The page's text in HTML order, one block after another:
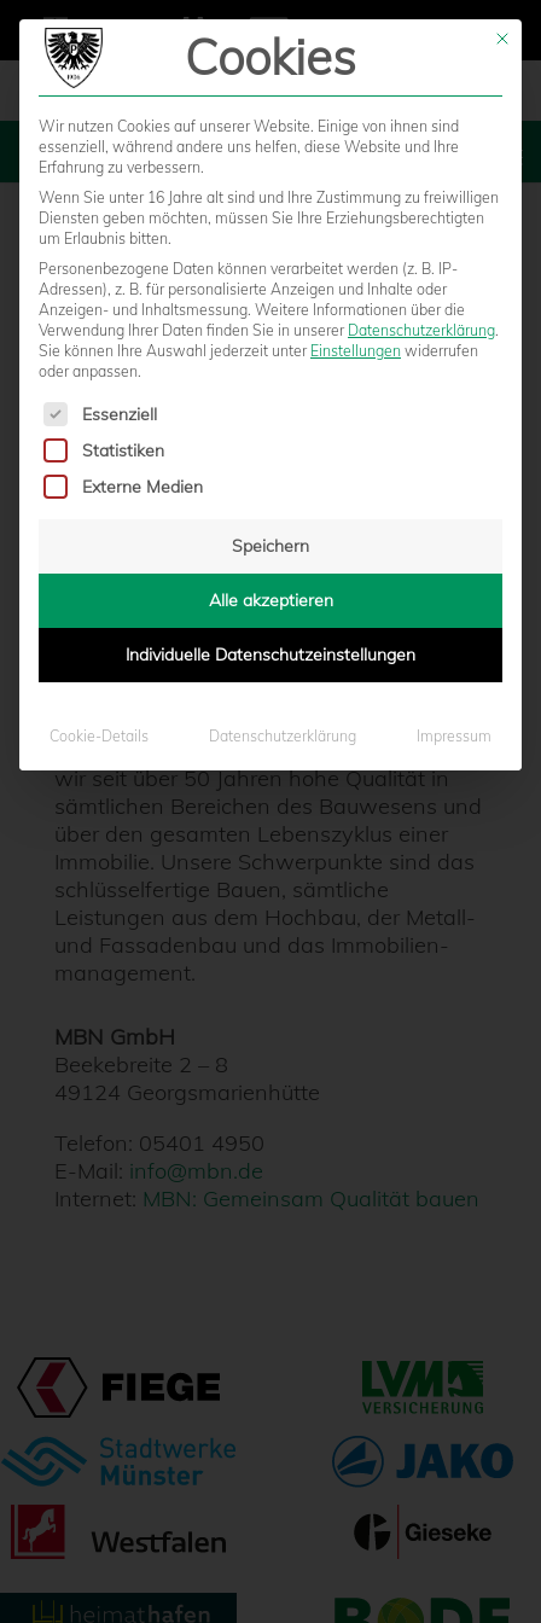
MENU
MBN GMBH
Als inhabergeführtes, mittelständisches
Bau- und Immobilien­unternehmen leisten
wir seit über 50 Jahren hohe Qualität in
sämtlichen Bereichen des Bauwesens und
über den gesamten Lebenszyklus einer
Immobilie. Unsere Schwerpunkte sind das
schlüssel­fertige Bauen, sämtliche
Leistungen aus dem Hochbau, der Metall-
und Fassadenbau und das Immobilien­
management.
MBN GmbH
Beekebreite 2 – 8
49124 Georgsmarienhütte
Telefon: 05401 4950
E-Mail: info@mbn.de
Internet: MBN: Gemeinsam Qualität bauen
Mit
Cookies
Wir nutzen Cookies auf unserer Website. Einige von ihnen sind
essenziell, während andere uns helfen, diese Website und Ihre
Erfahrung zu verbessern.
Wenn Sie unter 16 Jahre alt sind und Ihre Zustimmung zu freiwilligen
Diensten geben möchten, müssen Sie Ihre Erziehungsberechtigten
um Erlaubnis bitten.
Personenbezogene Daten können verarbeitet werden (z. B. IP-
Adressen), z. B. für personalisierte Anzeigen und Inhalte oder
Anzeigen- und Inhaltsmessung. Weitere Informationen über die
Verwendung Ihrer Daten finden Sie in unserer Datenschutzerklärung.
Sie können Ihre Auswahl jederzeit unter Einstellungen widerrufen
oder anpassen.
Es folgt eine Liste der Service-Gruppen, für die eine
Essenziell
Statistiken
Externe Medien
Speichern
Alle akzeptieren
Individuelle Datenschutzeinstellungen
Cookie-Details Datenschutzerklärung Impressum